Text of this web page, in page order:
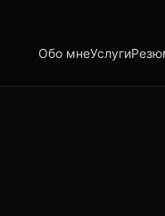
Обо мнеУслуги